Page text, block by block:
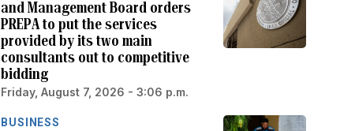
and Management Board orders
PREPA to put the services
provided by its two main
consultants out to competitive
bidding
Friday, August 7, 2026 - 3:06 p.m.
BUSINESS